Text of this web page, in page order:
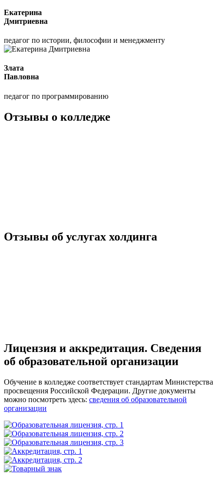
Екатерина
Дмитриевна
педагог по истории, философии и менеджменту
Злата
Павловна
педагог по программированию
Отзывы о колледже
Отзывы об услугах холдинга
Лицензия и аккредитация. Cведения
об образовательной организации
Обучение в колледже соответствует стандартам Министерства
просвещения Российской Федерации. Другие документы
можно посмотреть здесь: сведения об образовательной
организации